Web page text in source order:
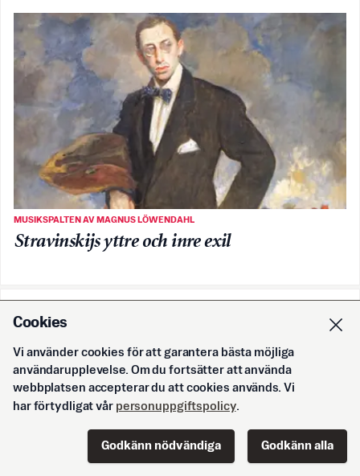
MUSIKSPALTEN AV MAGNUS LÖWENDAHL
Stravinskijs yttre och inre exil
Cookies
Vi använder cookies för att garantera bästa möjliga
användarupplevelse. Om du fortsätter att använda
webbplatsen accepterar du att cookies används. Vi
har förtydligat vår personuppgiftspolicy.
Godkänn nödvändiga Godkänn alla